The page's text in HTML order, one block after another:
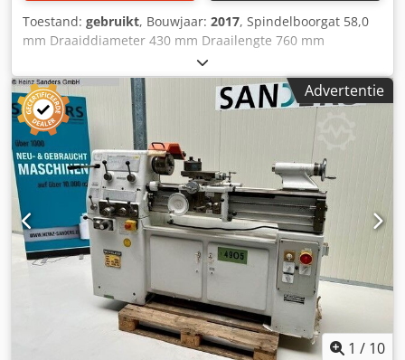
Toestand: gebruikt, Bouwjaar: 2017, Spindelboorgat 58,0
mm Draaiddiameter 430 mm Draailengte 760 mm
Draaiddiameter bij de conus 690 mm Hoogte tussen de
punten 235 mm Toerental 20 - 2000 omw/min Kegel: 4 MK
Breedte van het machinebed 300 mm Machinegewicht ca.
1700 kg Dodpfxszlulis Ac Dock Uitrusting: - Digitale
uitlezing - 3-baks draaibankkop - Multifix - stalen houder -
Verwijderbare brug - Machinelamp -
Draaibankkopbescherming - Noodstop, afsluitbaar -
Machinelamp - Koelvloeistofinstallatie -
Gebruiksaanwijzing
Advertentie
1 / 10